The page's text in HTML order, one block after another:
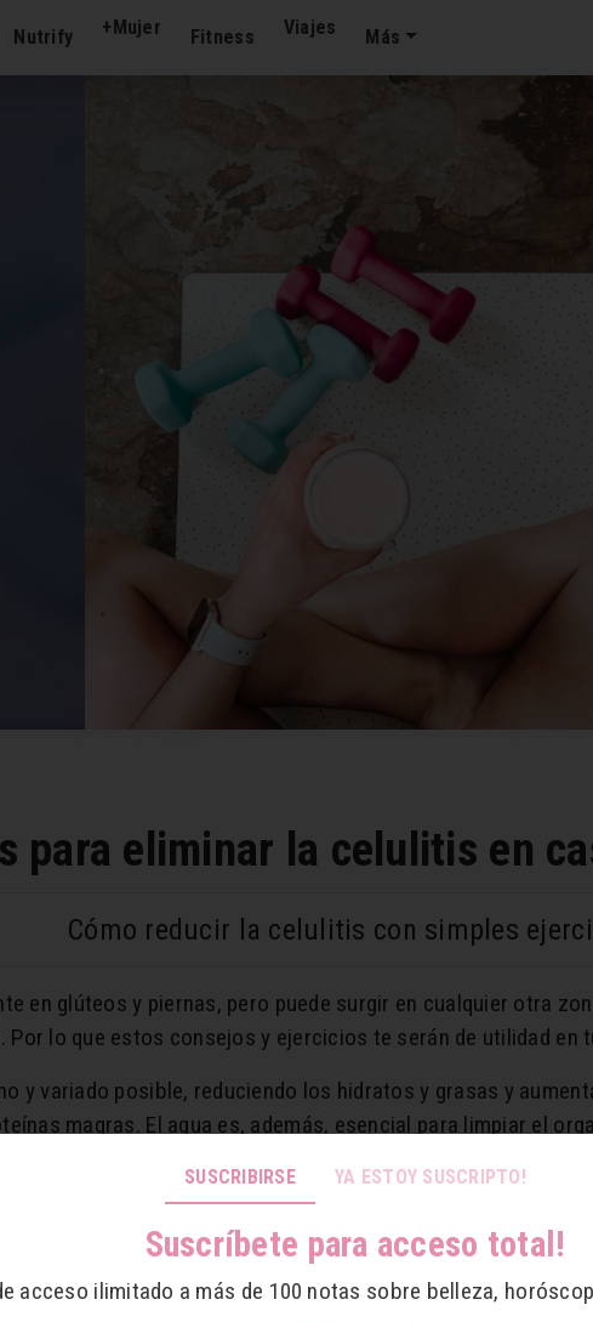
Nutrify +Mujer Fitness Viajes Más
para eliminar la celulitis en
Cómo reducir la celulitis con simples
en glúteos y piernas, pero puede surgir en cualquier otra
Por lo que estos consejos y ejercicios te serán de utilidad en
y variado posible, reduciendo los hidratos y grasas y
magras. El agua es, además, esencial para limpiar el
un ejercicio que puedes hacer en tu casa y que hará
bicicleta acostada y verás cómo trabajas las piernas, al
a mejorar la circulación y a eliminar los nódulos de grasa.
SUSCRIBIRSE YA ESTOY SUSCRIPTO!
Suscríbete para acceso total!
acceso ilimitado a más de 100 notas sobre belleza,